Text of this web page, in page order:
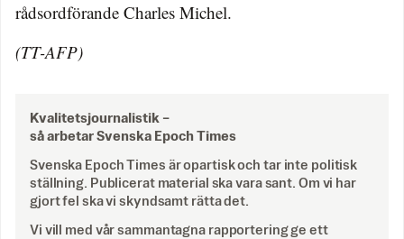
rådsordförande Charles Michel.
(TT-AFP)
Kvalitetsjournalistik –
så arbetar Svenska Epoch Times
Svenska Epoch Times är opartisk och tar inte politisk
ställning. Publicerat material ska vara sant. Om vi har
gjort fel ska vi skyndsamt rätta det.
Vi vill med vår sammantagna rapportering ge ett